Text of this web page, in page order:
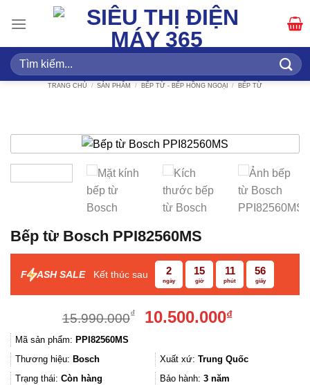
qua
dung
Tìm
kiếm:
TRANG CHỦ / SẢN PHẨM / BẾP TỪ - BẾP HỒNG NGOẠI / BẾP TỪ
Bếp từ Bosch PPI82560MS
F ASH SALE Kết thúc sau 2
ngày
15
giờ
11
phút
56
giây
15.990.000₫
Giá
15.990.000₫.
10.500.000₫Giá
là:
Mã sản phẩm: PPI82560MS
Thương hiệu: Bosch Xuất xứ: Trung Quốc
Trạng thái: Còn hàng Bảo hành: 3 năm